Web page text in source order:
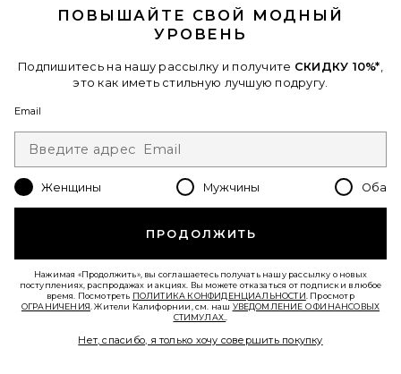
Новинки
ВИНТАЖНЫЕ ШОРТЫ MARLOW
Citizens of Humanity
$168
ПОВЫШАЙТЕ СВОЙ МОДНЫЙ
УРОВЕНЬ
Подпишитесь на нашу рассылку и получите СКИДКУ 10%*
это как иметь стильную лучшую подругу.
Email
Женщины Мужчины Оба
ПРОДОЛЖИТЬ
Нажимая «Продолжить», вы соглашаетесь получать нашу рассылку о новых
поступлениях, распродажах и акциях. Вы можете отказаться от подписки в любое
время. Посмотреть ПОЛИТИКА КОНФИДЕНЦИАЛЬНОСТИ . Просмотр
ОГРАНИЧЕНИЯ . Жители Калифорнии, см. наш УВЕДОМЛЕНИЕ О ФИНАНСОВЫХ
СТИМУЛАХ.
Нет, спасибо, я только хочу совершить покупку